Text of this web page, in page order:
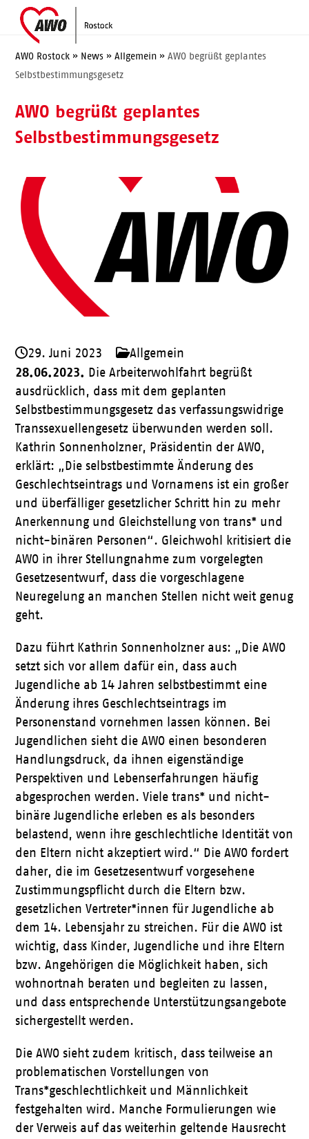
content
Open
mobile
menu
Close
mobile
menu
AWO Rostock » News »Allgemein »AWO begrüßt geplantes
Selbstbestimmungsgesetz
AWO begrüßt geplantes
Selbstbestimmungsgesetz
29. Juni 2023 Allgemein
28.06.2023. Die Arbeiterwohlfahrt begrüßt
ausdrücklich, dass mit dem geplanten
Selbstbestimmungsgesetz das verfassungswidrige
Transsexuellengesetz überwunden werden soll.
Kathrin Sonnenholzner, Präsidentin der AWO,
erklärt: „Die selbstbestimmte Änderung des
Geschlechtseintrags und Vornamens ist ein großer
und überfälliger gesetzlicher Schritt hin zu mehr
Anerkennung und Gleichstellung von trans* und
nicht-binären Personen“. Gleichwohl kritisiert die
AWO in ihrer Stellungnahme zum vorgelegten
Gesetzesentwurf, dass die vorgeschlagene
Neuregelung an manchen Stellen nicht weit genug
geht.
Dazu führt Kathrin Sonnenholzner aus: „Die AWO
setzt sich vor allem dafür ein, dass auch
Jugendliche ab 14 Jahren selbstbestimmt eine
Änderung ihres Geschlechtseintrags im
Personenstand vornehmen lassen können. Bei
Jugendlichen sieht die AWO einen besonderen
Handlungsdruck, da ihnen eigenständige
Perspektiven und Lebenserfahrungen häufig
abgesprochen werden. Viele trans* und nicht-
binäre Jugendliche erleben es als besonders
belastend, wenn ihre geschlechtliche Identität von
den Eltern nicht akzeptiert wird.“ Die AWO fordert
daher, die im Gesetzesentwurf vorgesehene
Zustimmungspflicht durch die Eltern bzw.
gesetzlichen Vertreter*innen für Jugendliche ab
dem 14. Lebensjahr zu streichen. Für die AWO ist
wichtig, dass Kinder, Jugendliche und ihre Eltern
bzw. Angehörigen die Möglichkeit haben, sich
wohnortnah beraten und begleiten zu lassen,
und dass entsprechende Unterstützungsangebote
sichergestellt werden.
Die AWO sieht zudem kritisch, dass teilweise an
problematischen Vorstellungen von
Trans*geschlechtlichkeit und Männlichkeit
festgehalten wird. Manche Formulierungen wie
der Verweis auf das weiterhin geltende Hausrecht